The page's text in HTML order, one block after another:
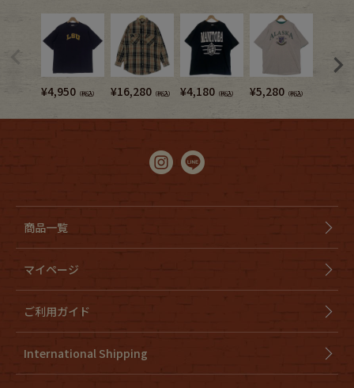
¥4,950 （税込） ¥16,280 （税込） ¥4,180 （税込） ¥5,280 （税込）
商品一覧
マイページ
ご利用ガイド
International Shipping